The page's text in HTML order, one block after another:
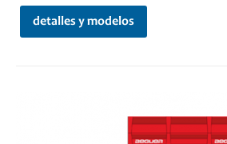
detalles y modelos